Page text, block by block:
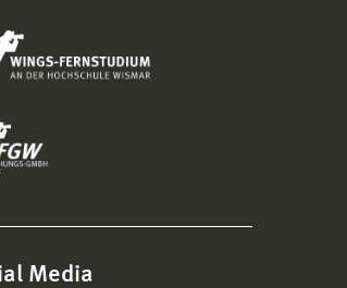
Media